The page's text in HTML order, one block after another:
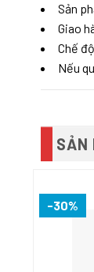
Sản
Giao
Chế
Nếu
SẢN
-30%